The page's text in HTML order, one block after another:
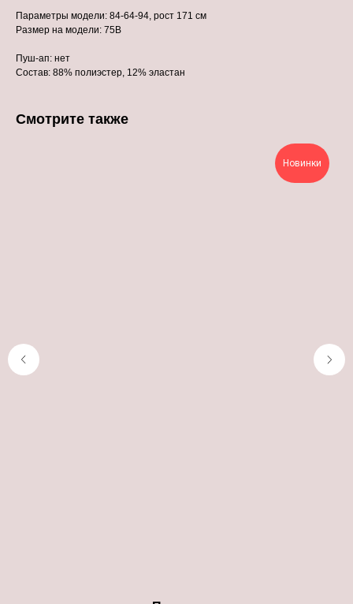
Параметры модели: 84-64-94, рост 171 см
Размер на модели: 75В
Пуш-ап: нет
Состав: 88% полиэстер, 12% эластан
Смотрите также
Новинки